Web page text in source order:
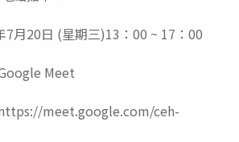
7月20日 (星期三)13：00 ~ 17：00
Meet
meet.google.com/ceh-